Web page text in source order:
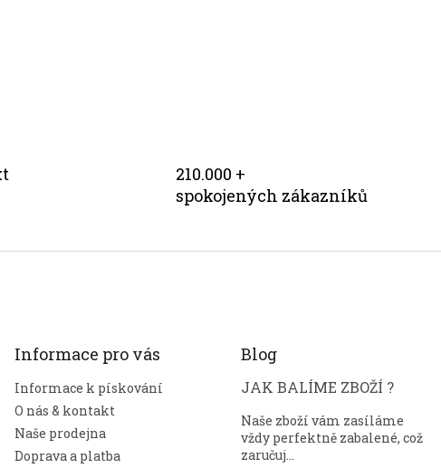
210.000 +
spokojených zákazníků
Informace pro vás
Informace k pískování
O nás & kontakt
Naše prodejna
Doprava a platba
Blog
JAK BALÍME ZBOŽÍ ?
Naše zboží vám zasíláme
vždy perfektně zabalené, což
zaručuj...